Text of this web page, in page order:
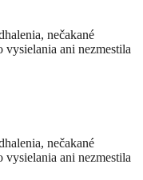
nečakané
vysielania ani nezmestila
nečakané
vysielania ani nezmestila